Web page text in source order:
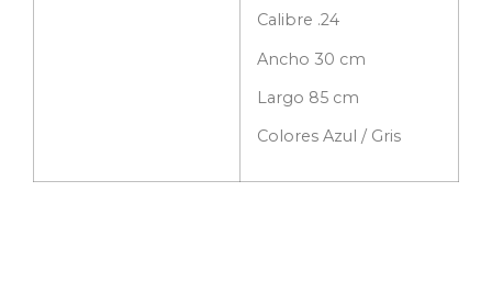
Calibre .24
Ancho 30 cm
Largo 85 cm
Colores Azul / Gris